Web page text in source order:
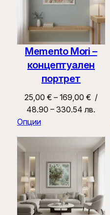
Memento Mori –
концептуален
портрет
25,00 € – 169,00 €Price
range:
/
48.90 – 330.54 лв.
Опции